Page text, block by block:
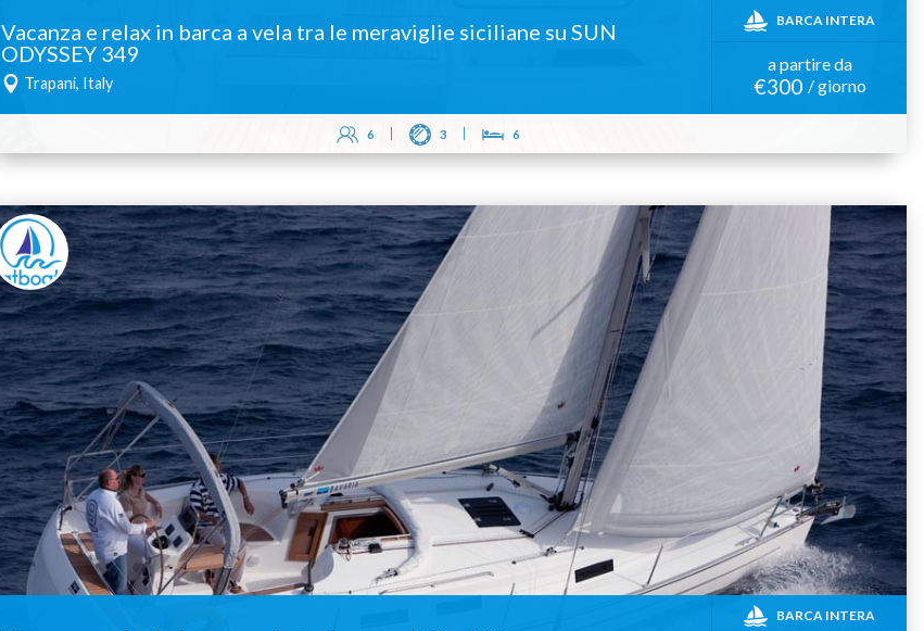
Vacanza e relax in barca a vela tra le meraviglie siciliane su SUN
ODYSSEY 349
Trapani, Italy
BARCA INTERA
a partire da
€300 / giorno
6 3 6
BARCA INTERA